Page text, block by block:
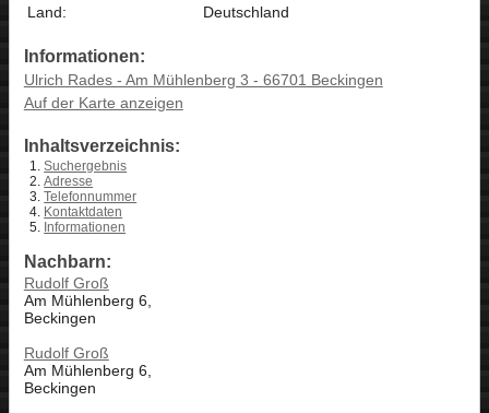
Land:
Deutschland
Informationen:
Ulrich Rades - Am Mühlenberg 3 - 66701 Beckingen
Auf der Karte anzeigen
Inhaltsverzeichnis:
Suchergebnis
Adresse
Telefonnummer
Kontaktdaten
Informationen
Nachbarn:
Rudolf Groß
Am Mühlenberg 6,
Beckingen
Rudolf Groß
Am Mühlenberg 6,
Beckingen